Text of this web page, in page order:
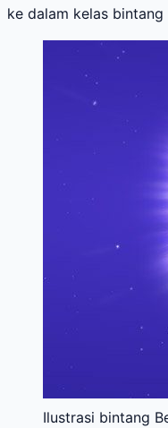
ke dalam kelas bintang
Ilustrasi bintang